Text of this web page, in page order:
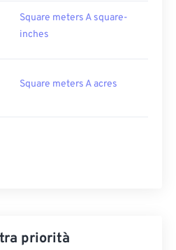
Square meters A square-
inches
Square meters A acres
priorità